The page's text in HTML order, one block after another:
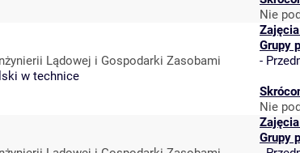
Nie
Lądowej i Gospodarki Zasobami
w technice
Grupy
-
Nie
Grupy